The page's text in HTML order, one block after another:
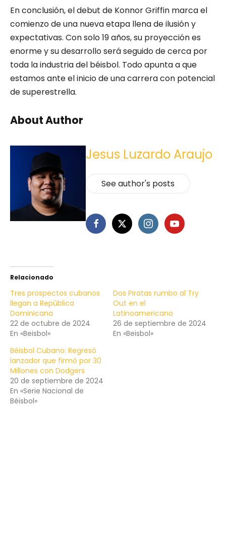
En conclusión, el debut de Konnor Griffin marca el
comienzo de una nueva etapa llena de ilusión y
expectativas. Con solo 19 años, su proyección es
enorme y su desarrollo será seguido de cerca por
toda la industria del béisbol. Todo apunta a que
estamos ante el inicio de una carrera con potencial
de superestrella.
About Author
Jesus Luzardo Araujo
See author's posts
Relacionado
Tres prospectos cubanos
llegan a República
Dominicana
22 de octubre de 2024
En «Beisbol»
Dos Piratas rumbo al Try
Out en el
Latinoamericano
26 de septiembre de 2024
En «Beisbol»
Béisbol Cubano: Regresó
lanzador que firmó por 30
Millones con Dodgers
20 de septiembre de 2024
En «Serie Nacional de
Béisbol»